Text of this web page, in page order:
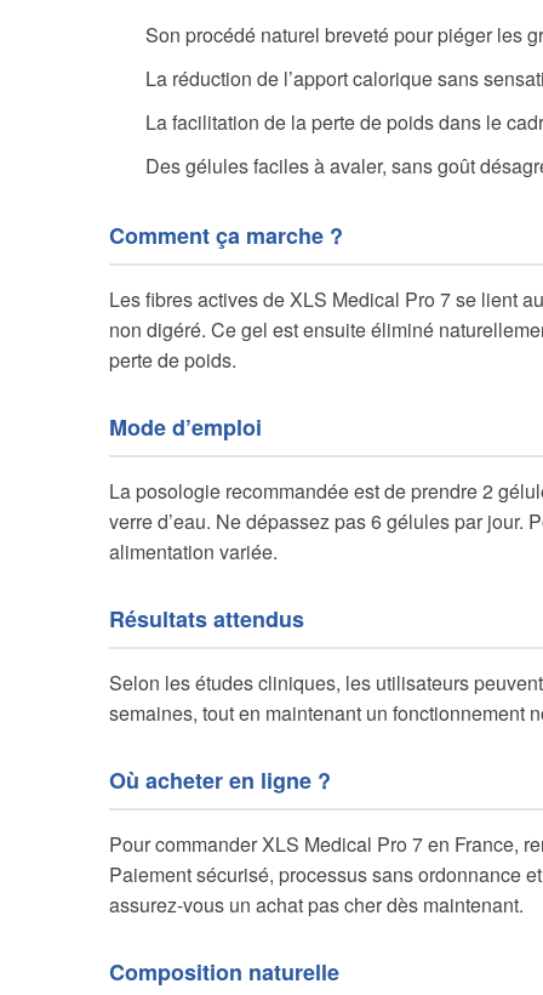
Son procédé naturel breveté pour piéger les
La réduction de l’apport calorique sans
La facilitation de la perte de poids dans le
Des gélules faciles à avaler, sans goût
Comment ça marche ?
Les fibres actives de XLS Medical Pro 7 se lient
non digéré. Ce gel est ensuite éliminé
perte de poids.
Mode d’emploi
La posologie recommandée est de prendre 2
verre d’eau. Ne dépassez pas 6 gélules par jour.
alimentation variée.
Résultats attendus
Selon les études cliniques, les utilisateurs
semaines, tout en maintenant un fonctionnement
Où acheter en ligne ?
Pour commander XLS Medical Pro 7 en France,
Paiement sécurisé, processus sans ordonnance
assurez-vous un achat pas cher dès maintenant.
Composition naturelle